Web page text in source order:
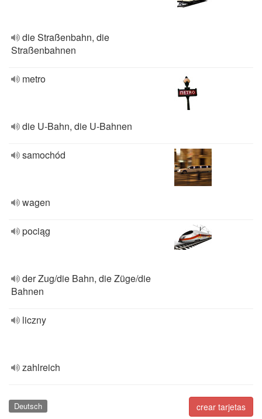
die Straßenbahn, die
Straßenbahnen
metro
die U-Bahn, die U-Bahnen
samochód
wagen
pociąg
der Zug/die Bahn, die Züge/die
Bahnen
liczny
zahlreich
crear tarjetas
Deutsch